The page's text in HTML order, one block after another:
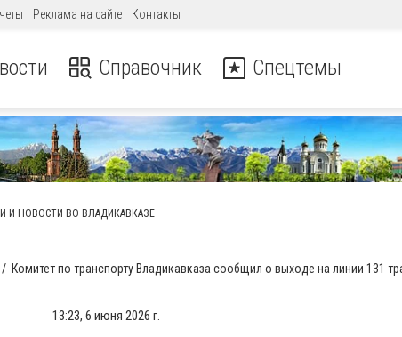
Реклама на сайте Контакты
Справочник Спецтемы
И НОВОСТИ ВО ВЛАДИКАВКАЗЕ
Комитет по транспорту Владикавказа сообщил о выходе на линии 131
13:23, 6 июня 2026 г.